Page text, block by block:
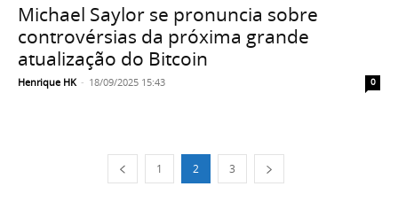
Michael Saylor se pronuncia sobre
controvérsias da próxima grande
atualização do Bitcoin
Henrique HK - 18/09/2025 15:43 0
1 2 3